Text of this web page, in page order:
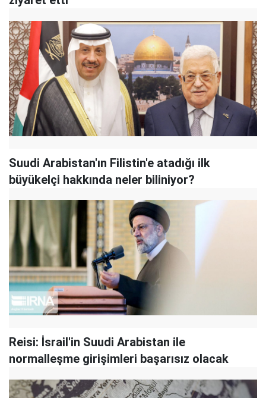
Suudi Arabistan'ın Filistin'e atadığı ilk
büyükelçi hakkında neler biliniyor?
Reisi: İsrail'in Suudi Arabistan ile
normalleşme girişimleri başarısız olacak